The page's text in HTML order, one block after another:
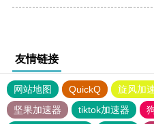
友情链接
网站地图 QuickQ 旋风加
坚果加速器
tiktok加速器